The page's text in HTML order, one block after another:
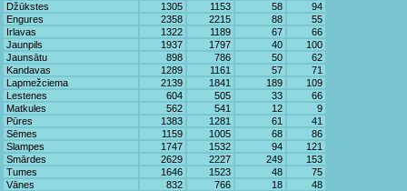
Džūkstes
1305 1153 58
94
Engures
2358 2215 88
55
Irlavas
1322 1189 67
66
Jaunpils
1937 1797 40
100
Jaunsātu
898 786 50
62
Kandavas
1289 1161 57
71
Lapmežciema
2139 1841 189
109
Lestenes
604 505 33
66
Matkules
562 541 12
9
Pūres
1383 1281 61
41
Sēmes
1159 1005 68
86
Slampes
1747 1532 94
121
Smārdes
2629 2227 249
153
Tumes
1646 1523 48
75
Vānes
832 766 18
48